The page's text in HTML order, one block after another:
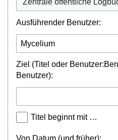
Ausführender Benutzer:
Ziel (Titel oder
Benutzer):
Titel beginnt mit …
Von Datum (und früher):